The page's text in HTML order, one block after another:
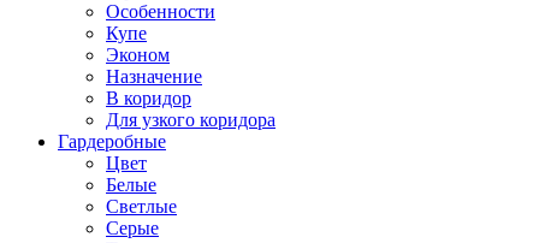
Особенности
Купе
Эконом
Назначение
В коридор
Для узкого коридора
Гардеробные
Цвет
Белые
Светлые
Серые